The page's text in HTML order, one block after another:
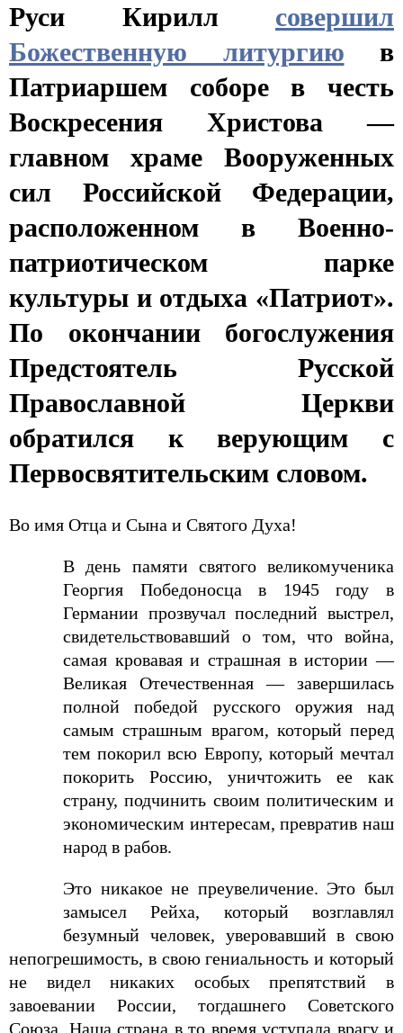
Руси Кирилл совершил
Божественную литургию в
Патриаршем соборе в честь
Воскресения Христова —
главном храме Вооруженных
сил Российской Федерации,
расположенном в Военно-
патриотическом парке
культуры и отдыха «Патриот».
По окончании богослужения
Предстоятель Русской
Православной Церкви
обратился к верующим с
Первосвятительским словом.
Во имя Отца и Сына и Святого Духа!
В день памяти святого великомученика
Георгия Победоносца в 1945 году в
Германии прозвучал последний выстрел,
свидетельствовавший о том, что война,
самая кровавая и страшная в истории —
Великая Отечественная — завершилась
полной победой русского оружия над
самым страшным врагом, который перед
тем покорил всю Европу, который мечтал
покорить Россию, уничтожить ее как
страну, подчинить своим политическим и
экономическим интересам, превратив наш
народ в рабов.
Это никакое не преувеличение. Это был
замысел Рейха, который возглавлял
безумный человек, уверовавший в свою
непогрешимость, в свою гениальность и который
не видел никаких особых препятствий в
завоевании России, тогдашнего Советского
Союза. Наша страна в то время уступала врагу и